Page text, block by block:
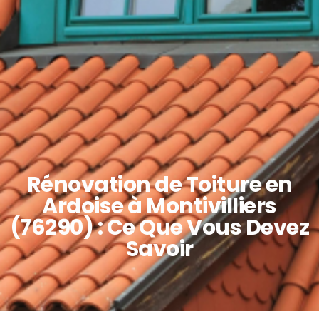
Rénovation de Toiture en
Ardoise à Montivilliers
(76290) : Ce Que Vous Devez
Savoir